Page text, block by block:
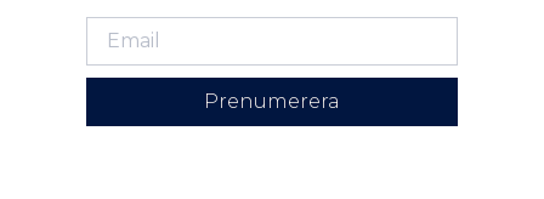
Prenumerera